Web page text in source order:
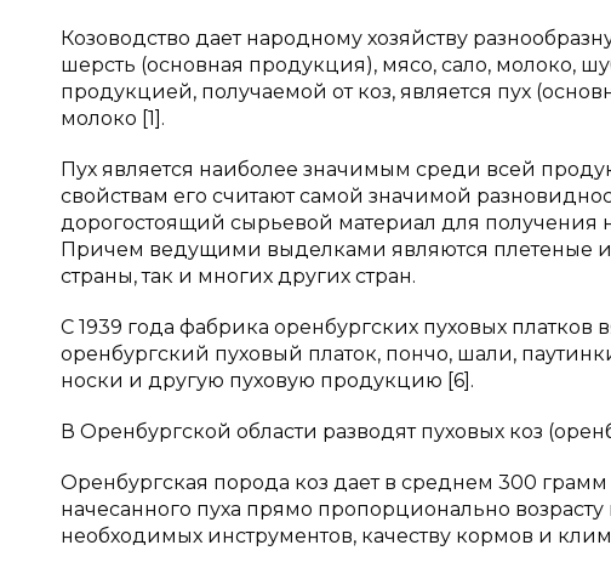
Козоводство дает народному хозяйству
шерсть (основная продукция), мясо, сало, молоко,
продукцией, получаемой от коз, является пух
молоко [1].
Пух является наиболее значимым среди всей
свойствам его считают самой значимой
дорогостоящий сырьевой материал для получения
Причем ведущими выделками являются плетеные и
страны, так и многих других стран.
С 1939 года фабрика оренбургских пуховых
оренбургский пуховый платок, пончо, шали,
носки и другую пуховую продукцию [6].
В Оренбургской области разводят пуховых коз
Оренбургская порода коз дает в среднем 300 грамм
начесанного пуха прямо пропорционально
необходимых инструментов, качеству кормов и